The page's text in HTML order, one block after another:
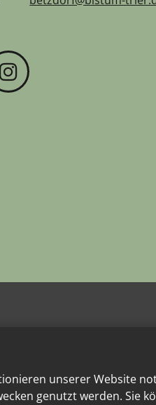
unserer Website
genutzt werden. Sie